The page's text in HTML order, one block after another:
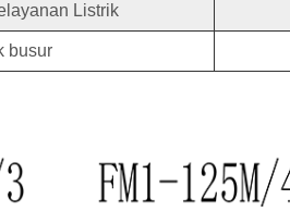
Listrik
busur